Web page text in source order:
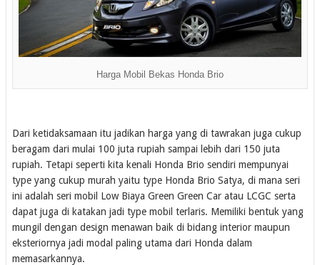
Harga Mobil Bekas Honda Brio
Dari ketidaksamaan itu jadikan harga yang di tawrakan juga cukup
beragam dari mulai 100 juta rupiah sampai lebih dari 150 juta
rupiah. Tetapi seperti kita kenali Honda Brio sendiri mempunyai
type yang cukup murah yaitu type Honda Brio Satya, di mana seri
ini adalah seri mobil Low Biaya Green Green Car atau LCGC serta
dapat juga di katakan jadi type mobil terlaris. Memiliki bentuk yang
mungil dengan design menawan baik di bidang interior maupun
eksteriornya jadi modal paling utama dari Honda dalam
memasarkannya.